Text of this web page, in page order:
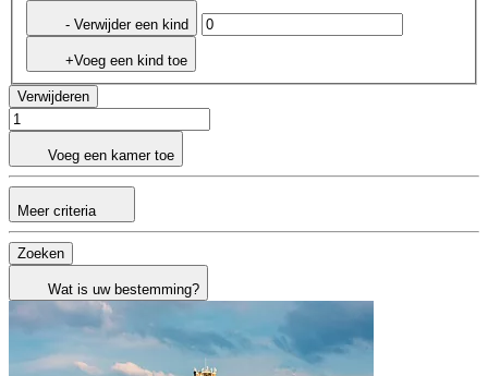
- Verwijder een kind
+Voeg een kind toe
Verwijderen
Voeg een kamer toe
Meer criteria
Zoeken
Wat is uw bestemming?